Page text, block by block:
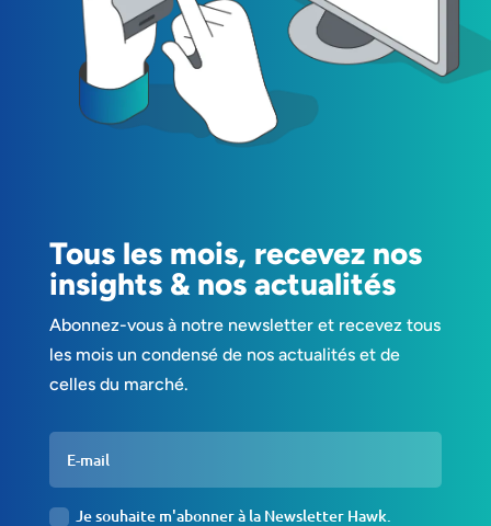
Tous les mois, recevez nos
insights & nos actualités
Abonnez-vous à notre newsletter et recevez tous
les mois un condensé de nos actualités et de
celles du marché.
Je souhaite m'abonner à la Newsletter Hawk.